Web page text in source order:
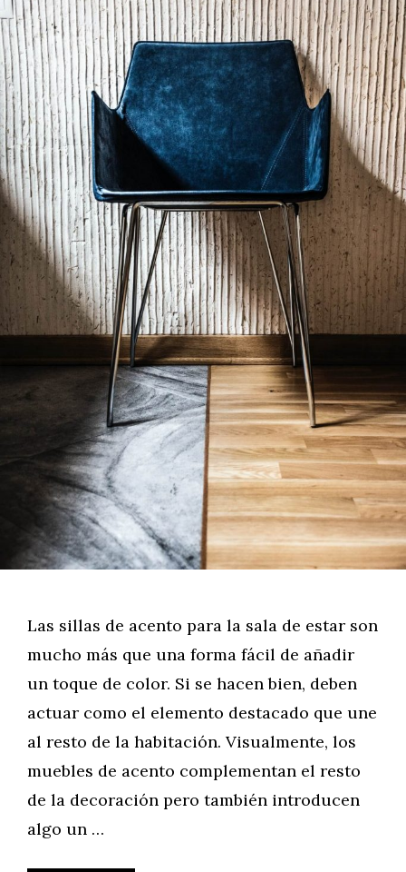
Las sillas de acento para la sala de estar son
mucho más que una forma fácil de añadir
un toque de color. Si se hacen bien, deben
actuar como el elemento destacado que une
al resto de la habitación. Visualmente, los
muebles de acento complementan el resto
de la decoración pero también introducen
algo un …